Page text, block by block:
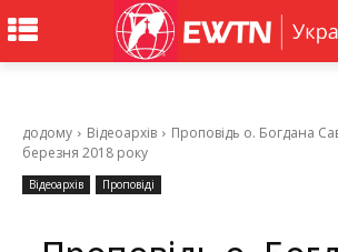
додому Відеоархів
Проповідь о. Богдана
березня 2018 року
Відеоархів Проповіді